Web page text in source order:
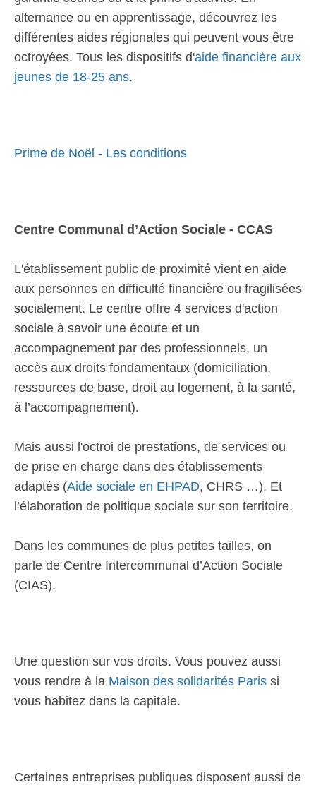
alternance ou en apprentissage, découvrez les
différentes aides régionales qui peuvent vous être
octroyées. Tous les dispositifs d'aide financière aux
jeunes de 18-25 ans.
Prime de Noël - Les conditions
Centre Communal d’Action Sociale - CCAS
L'établissement public de proximité vient en aide
aux personnes en difficulté financière ou fragilisées
socialement. Le centre offre 4 services d'action
sociale à savoir une écoute et un
accompagnement par des professionnels, un
accès aux droits fondamentaux (domiciliation,
ressources de base, droit au logement, à la santé,
à l’accompagnement).
Mais aussi l'octroi de prestations, de services ou
de prise en charge dans des établissements
adaptés (Aide sociale en EHPAD, CHRS …). Et
l’élaboration de politique sociale sur son territoire.
Dans les communes de plus petites tailles, on
parle de Centre Intercommunal d’Action Sociale
(CIAS).
Une question sur vos droits. Vous pouvez aussi
vous rendre à la Maison des solidarités Paris si
vous habitez dans la capitale.
Certaines entreprises publiques disposent aussi de